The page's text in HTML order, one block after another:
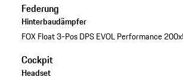
Federung
Hinterbaudämpfer
FOX Float 3-Pos DPS EVOL Performance
Cockpit
Headset